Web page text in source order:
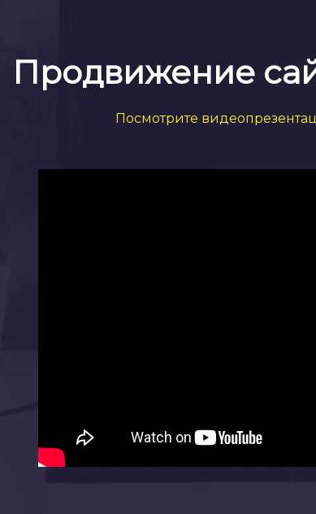
Продвижение
Посмотрите